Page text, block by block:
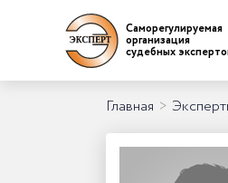
Саморегулируемая
организация
судебных
Главная >